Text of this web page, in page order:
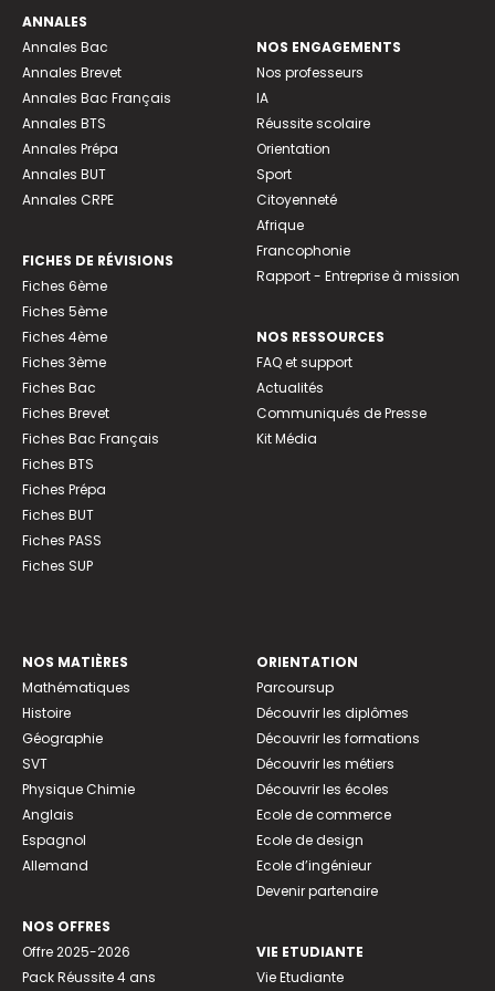
ANNALES
Annales Bac
Annales Brevet
Annales Bac Français
Annales BTS
Annales Prépa
Annales BUT
Annales CRPE
FICHES DE RÉVISIONS
Fiches 6ème
Fiches 5ème
Fiches 4ème
Fiches 3ème
Fiches Bac
Fiches Brevet
Fiches Bac Français
Fiches BTS
Fiches Prépa
Fiches BUT
Fiches PASS
Fiches SUP
NOS ENGAGEMENTS
Nos professeurs
IA
Réussite scolaire
Orientation
Sport
Citoyenneté
Afrique
Francophonie
Rapport - Entreprise à mission
NOS RESSOURCES
FAQ et support
Actualités
Communiqués de Presse
Kit Média
NOS MATIÈRES
Mathématiques
Histoire
Géographie
SVT
Physique Chimie
Anglais
Espagnol
Allemand
NOS OFFRES
Offre 2025-2026
Pack Réussite 4 ans
ORIENTATION
Parcoursup
Découvrir les diplômes
Découvrir les formations
Découvrir les métiers
Découvrir les écoles
Ecole de commerce
Ecole de design
Ecole d’ingénieur
Devenir partenaire
VIE ETUDIANTE
Vie Etudiante